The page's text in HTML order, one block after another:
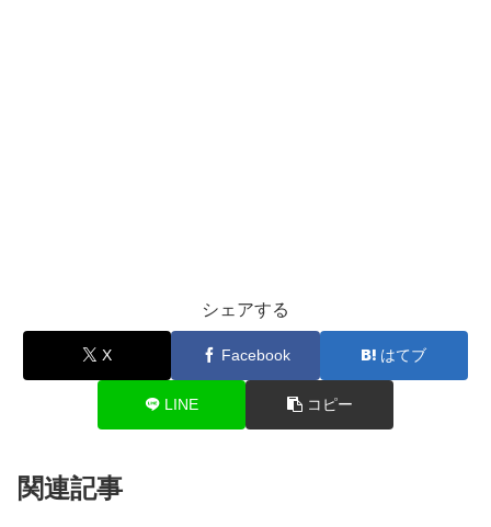
シェアする
X Facebook はてブ
LINE コピー
関連記事